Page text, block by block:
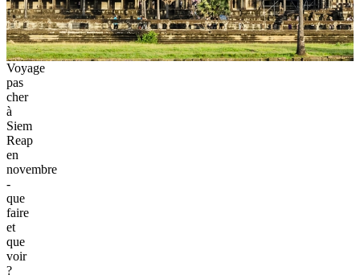
Voyage
pas
cher
à
Siem
Reap
en
novembre
-
que
faire
et
que
voir
?